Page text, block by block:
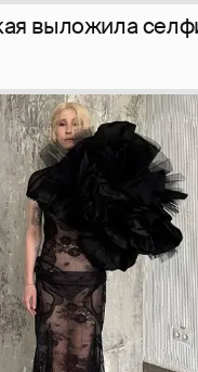
выложила